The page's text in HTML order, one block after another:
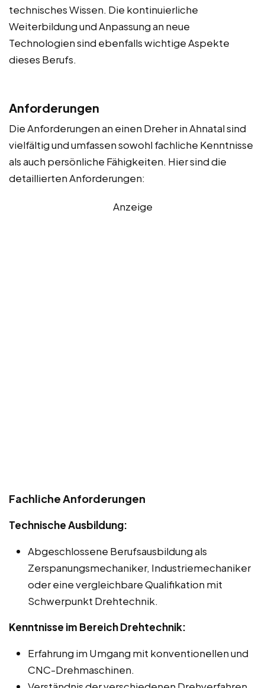
technisches Wissen. Die kontinuierliche
Weiterbildung und Anpassung an neue
Technologien sind ebenfalls wichtige Aspekte
dieses Berufs.
Anforderungen
Die Anforderungen an einen Dreher in Ahnatal sind
vielfältig und umfassen sowohl fachliche Kenntnisse
als auch persönliche Fähigkeiten. Hier sind die
detaillierten Anforderungen:
Anzeige
Fachliche Anforderungen
Technische Ausbildung:
Abgeschlossene Berufsausbildung als
Zerspanungsmechaniker, Industriemechaniker
oder eine vergleichbare Qualifikation mit
Schwerpunkt Drehtechnik.
Kenntnisse im Bereich Drehtechnik:
Erfahrung im Umgang mit konventionellen und
CNC-Drehmaschinen.